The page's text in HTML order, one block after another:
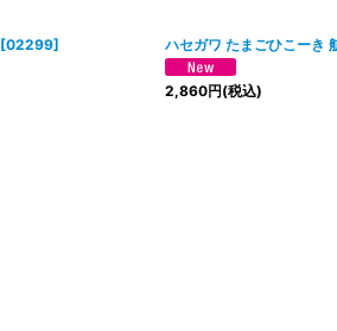
[02299] ハセガワ たまごひこーき
2,860円(税込)